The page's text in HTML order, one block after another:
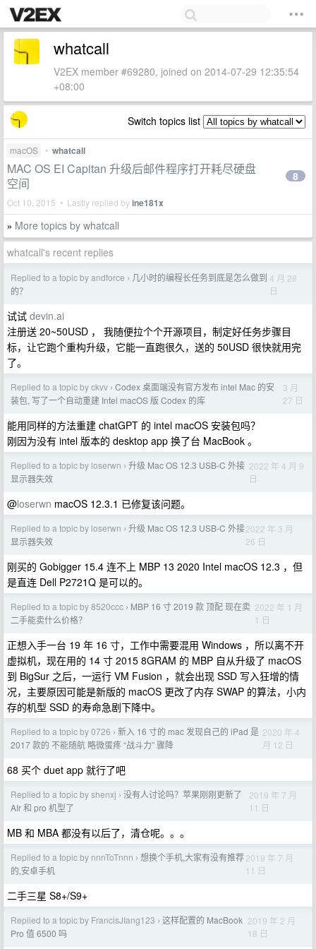
whatcall
V2EX member #69280, joined on 2014-07-29 12:35:54
+08:00
Switch topics list
macOS • whatcall
MAC OS EI Capitan 升级后邮件程序打开耗尽硬盘
空间
Oct 10, 2015 • Lastly replied byine181x
8
» More topics by whatcall
whatcall's recent replies
Replied to a topic by andforce › 几小时的编程长任务到底是怎么做到
的？
4 月 28
日
试试 devin.ai
注册送 20~50USD ， 我随便拉个个开源项目，制定好任务步骤目
标，让它跑个重构升级，它能一直跑很久，送的 50USD 很快就用完
了。
Replied to a topic by ckvv › Codex 桌面端没有官方发布 intel Mac 的安
装包, 写了一个自动重建 Intel macOS 版 Codex 的库
3 月
27 日
能用同样的方法重建 chatGPT 的 intel macOS 安装包吗？
刚因为没有 intel 版本的 desktop app 换了台 MacBook 。
Replied to a topic by loserwn › 升级 Mac OS 12.3 USB-C 外接
显示器失效
2022 年 4 月 9
日
@loserwn macOS 12.3.1 已修复该问题。
Replied to a topic by loserwn › 升级 Mac OS 12.3 USB-C 外接
显示器失效
2022 年 3 月
26 日
刚买的 Gobigger 15.4 连不上 MBP 13 2020 Intel macOS 12.3 ，但
是直连 Dell P2721Q 是可以的。
Replied to a topic by 8520ccc › MBP 16 寸 2019 款 顶配 现在卖
二手能卖什么价格？
2022 年 1 月
1 日
正想入手一台 19 年 16 寸，工作中需要混用 Windows ，所以离不开
虚拟机，现在用的 14 寸 2015 8GRAM 的 MBP 自从升级了 macOS
到 BigSur 之后，一运行 VM Fusion ，就会出现 SSD 写入狂增的情
况，主要原因可能是新版的 macOS 更改了内存 SWAP 的算法，小内
存的机型 SSD 的寿命急剧下降中。
Replied to a topic by 0726 › 新入 16 寸的 mac 发现自己的 iPad 是
2017 款的 不能随航 略微蛋疼 “战斗力” 骤降
2020 年 4
月 12 日
68 买个 duet app 就行了吧
Replied to a topic by shenxj › 没有人讨论吗？苹果刚刚更新了
AIr 和 pro 机型了
2019 年 7 月
11 日
MB 和 MBA 都没有以后了，清仓呢。。。
Replied to a topic by nnnToTnnn › 想换个手机,大家有没有推荐
的,安卓手机
2019 年 7 月
11 日
二手三星 S8+/S9+
Replied to a topic by FrancisJIang123 › 这样配置的 MacBook
Pro 值 6500 吗
2019 年 2 月
18 日